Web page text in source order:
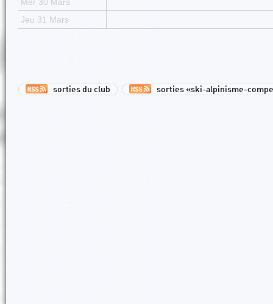
Jeu 31 Mars
sorties du club sorties «ski-alpinisme-